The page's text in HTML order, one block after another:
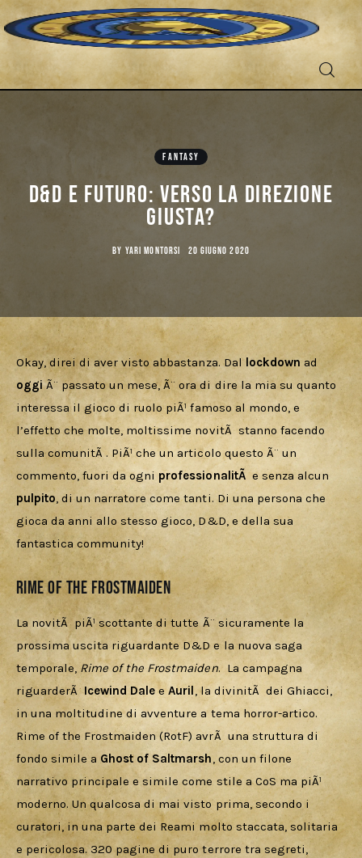
Fantascienza
Games
Cercatori
Download
FANTASY
D&d e futuro: verso la direzione
giusta?
BY YARI MONTORSI 20 GIUGNO 2020
Okay, direi di aver visto abbastanza. Dal lockdown ad
oggi Ã¨ passato un mese, Ã¨ ora di dire la mia su quanto
interessa il gioco di ruolo piÃ¹ famoso al mondo, e
l’effetto che molte, moltissime novitÃ  stanno facendo
sulla comunitÃ . PiÃ¹ che un articolo questo Ã¨ un
commento, fuori da ogni professionalitÃ e senza alcun
pulpito, di un narratore come tanti. Di una persona che
gioca da anni allo stesso gioco, D&D, e della sua
fantastica community!
Rime of the Frostmaiden
La novitÃ  piÃ¹ scottante di tutte Ã¨ sicuramente la
prossima uscita riguardante D&D e la nuova saga
temporale, Rime of the Frostmaiden.  La campagna
riguarderÃ Icewind Dale e Auril, la divinitÃ  dei Ghiacci,
in una moltitudine di avventure a tema horror-artico.
Rime of the Frostmaiden (RotF) avrÃ  una struttura di
fondo simile a Ghost of Saltmarsh, con un filone
narrativo principale e simile come stile a CoS ma piÃ¹
moderno. Un qualcosa di mai visto prima, secondo i
curatori, in una parte dei Reami molto staccata, solitaria
e pericolosa. 320 pagine di puro terrore tra segreti,